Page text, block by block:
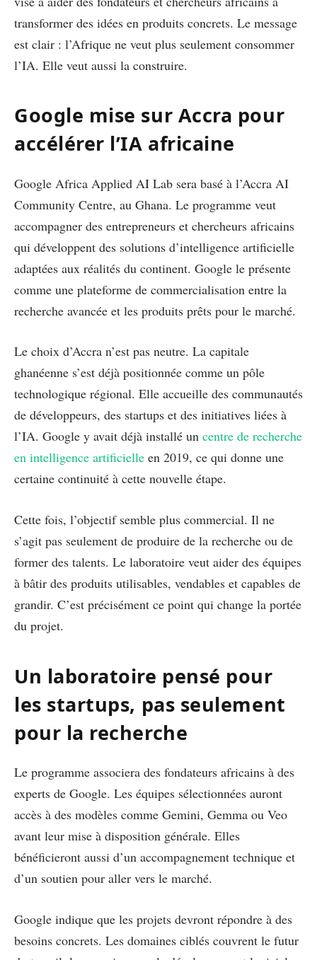
transformer des idées en produits concrets. Le message
est clair : l’Afrique ne veut plus seulement consommer
l’IA. Elle veut aussi la construire.
Google mise sur Accra pour
accélérer l’IA africaine
Google Africa Applied AI Lab sera basé à l’Accra AI
Community Centre, au Ghana. Le programme veut
accompagner des entrepreneurs et chercheurs africains
qui développent des solutions d’intelligence artificielle
adaptées aux réalités du continent. Google le présente
comme une plateforme de commercialisation entre la
recherche avancée et les produits prêts pour le marché.
Le choix d’Accra n’est pas neutre. La capitale
ghanéenne s’est déjà positionnée comme un pôle
technologique régional. Elle accueille des communautés
de développeurs, des startups et des initiatives liées à
l’IA. Google y avait déjà installé un centre de recherche
en intelligence artificielle en 2019, ce qui donne une
certaine continuité à cette nouvelle étape.
Cette fois, l’objectif semble plus commercial. Il ne
s’agit pas seulement de produire de la recherche ou de
former des talents. Le laboratoire veut aider des équipes
à bâtir des produits utilisables, vendables et capables de
grandir. C’est précisément ce point qui change la portée
du projet.
Un laboratoire pensé pour
les startups, pas seulement
pour la recherche
Le programme associera des fondateurs africains à des
experts de Google. Les équipes sélectionnées auront
accès à des modèles comme Gemini, Gemma ou Veo
avant leur mise à disposition générale. Elles
bénéficieront aussi d’un accompagnement technique et
d’un soutien pour aller vers le marché.
Google indique que les projets devront répondre à des
besoins concrets. Les domaines ciblés couvrent le futur